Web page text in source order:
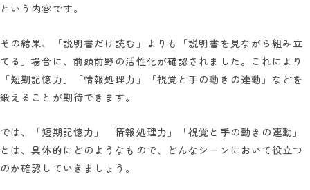
という内容です。
その結果、「説明書だけ読む」よりも「説明書を見ながら組み立
てる」場合に、前頭前野の活性化が確認されました。これにより
「短期記憶力」「情報処理力」「視覚と手の動きの連動」などを
鍛えることが期待できます。
では、「短期記憶力」「情報処理力」「視覚と手の動きの連動」
とは、具体的にどのようなもので、どんなシーンにおいて役立つ
のか確認していきましょう。